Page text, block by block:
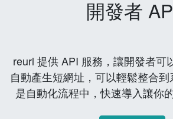
開發者
reurl 提供 API 服務，讓開發者可
自動產生短網址，可以輕鬆整合
是自動化流程中，快速導入讓你